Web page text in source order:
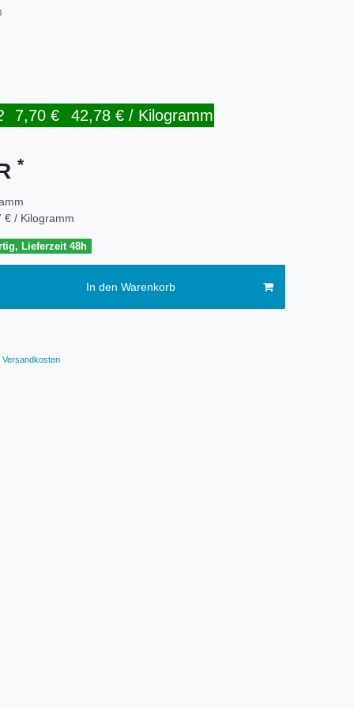
7,70 € 42,78 € / Kilogramm
*
€ / Kilogramm
Lieferzeit 48h
In den Warenkorb
Versandkosten